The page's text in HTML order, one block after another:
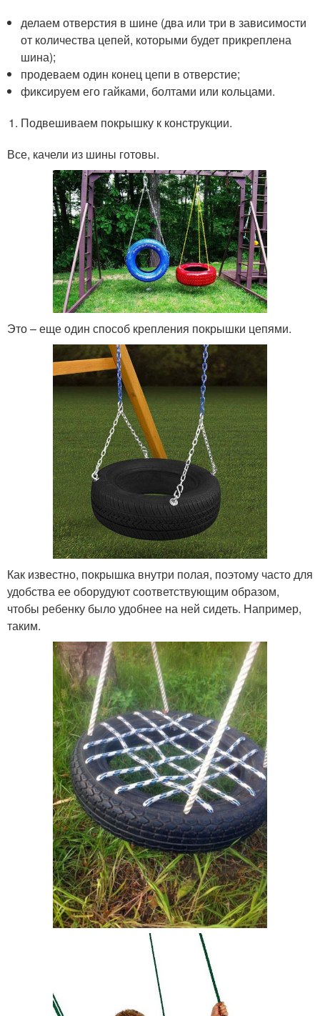
делаем отверстия в шине (два или три в зависимости
от количества цепей, которыми будет прикреплена
шина);
продеваем один конец цепи в отверстие;
фиксируем его гайками, болтами или кольцами.
Подвешиваем покрышку к конструкции.
Все, качели из шины готовы.
Это – еще один способ крепления покрышки цепями.
Как известно, покрышка внутри полая, поэтому часто для
удобства ее оборудуют соответствующим образом,
чтобы ребенку было удобнее на ней сидеть. Например,
таким.